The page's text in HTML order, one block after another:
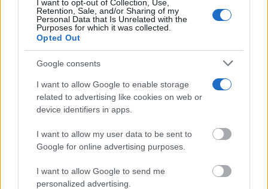
I want to opt-out of Collection, Use,
Retention, Sale, and/or Sharing of my
Personal Data that Is Unrelated with the
Purposes for which it was collected.
Opted Out
Google consents
I want to allow Google to enable storage
related to advertising like cookies on web or
device identifiers in apps.
I want to allow my user data to be sent to
Google for online advertising purposes.
I want to allow Google to send me
personalized advertising.
Los pasaportes más poderosos del mundo, ¿está el
tuyo?